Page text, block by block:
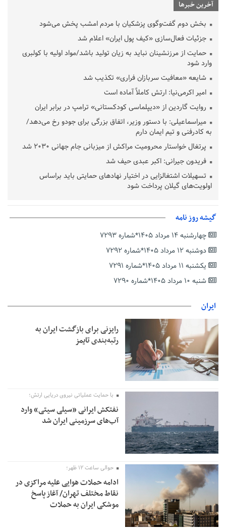
آخرین خبرها
بخش دوم گفت‌وگوی پزشکیان با مردم امشب پخش می‌شود
جزئیات فعال‌سازی «کیف پول ایران» اعلام شد
حمایت از مرزنشینان نباید به زیان تولید باشد/مواد اولیه با کولبری
وارد شود
شایعه «معافیت سربازان فراری» تکذیب شد
امیر اکرمی‌نیا: ارتش کاملاً آماده است
روایت گاردین از «دیپلماسی کودکستانی» ترامپ در برابر ایران
میراسماعیلی: با دستور وزیر، اتفاق بزرگی برای جودو رخ می‌دهد/
به کادرفنی و تیم ایمان دارم
پرتغال خواستار محرومیت مراکش از میزبانی جام جهانی ۲۰۳۰ شد
فریدون جیرانی: اکبر عبدی حیف شد
تسهیلات اشتغالزایی در اختیار نهادهای حمایتی باید براساس
اولویت‌های گیلان پرداخت شود
دفتر رهبر انقلاب: مطالب خارج از مراجع رسمی فاقد سندیت است
بقائی: فضای مذاکرات فنی و سیاسی ایران و عمان درباره تنگه هرمز،
مثبت است
رئیس سازمان جهاد کشاورزی استان: کشاورزان گیلان نسبت به
دریافت یارانه کود اقدام کنند
گیشه روز نامه
چهارشنبه ۱۴ مرداد ۱۴۰۵*شماره ۷۲۹۳
دوشنبه ۱۲ مرداد ۱۴۰۵*شماره ۷۲۹۲
یکشنبه ۱۱ مرداد ۱۴۰۵*شماره ۷۲۹۱
شنبه ۱۰ مرداد ۱۴۰۵*شماره ۷۲۹۰
ایران
رایزنی برای بازگشت ایران به
رتبه‌بندی تایمز
با حمایت عملیاتی نیروی دریایی ارتش؛
نفتکش ایرانی «سیلی سیتی» وارد
آب‌های سرزمینی ایران شد
حوالی ساعت ۱۲ ظهر؛
ادامه حملات هوایی علیه مراکزی در
نقاط مختلف تهران/ آغاز پاسخ
موشکی ایران به حملات